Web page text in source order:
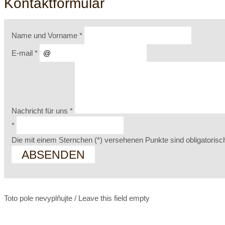
Kontaktformular
Name und Vorname *
E-mail *
Nachricht für uns *
*
Die mit einem Sternchen (*) versehenen Punkte sind
Toto pole nevyplňujte / Leave this field empty